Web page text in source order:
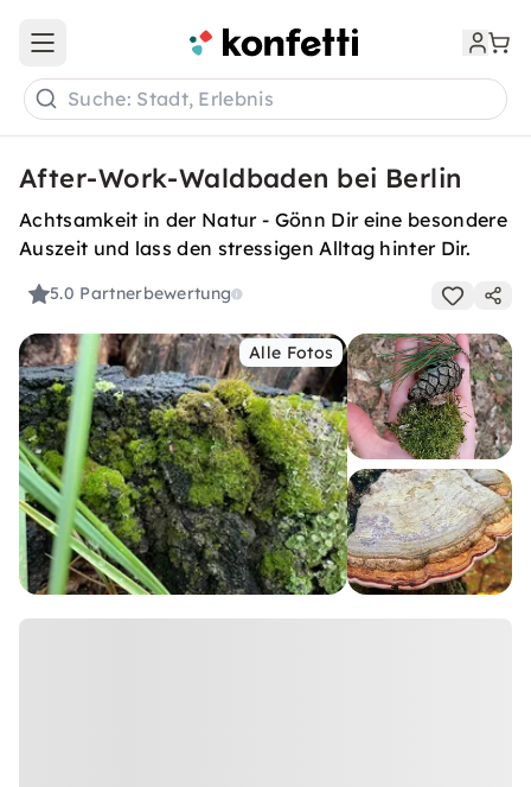
Open main menu
Suche: Stadt, Erlebnis
After-Work-Waldbaden bei Berlin
Achtsamkeit in der Natur - Gönn Dir eine besondere
Auszeit und lass den stressigen Alltag hinter Dir.
5.0 Partnerbewertung
Alle Fotos